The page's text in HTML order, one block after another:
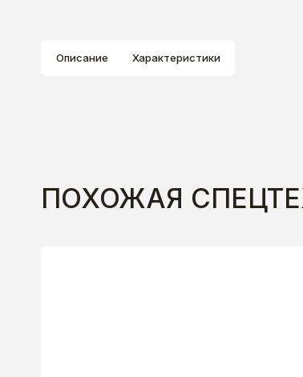
Описание Характеристики
ПОХОЖАЯ